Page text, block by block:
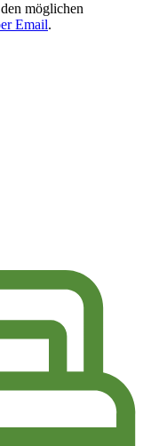
möglichen
Email.